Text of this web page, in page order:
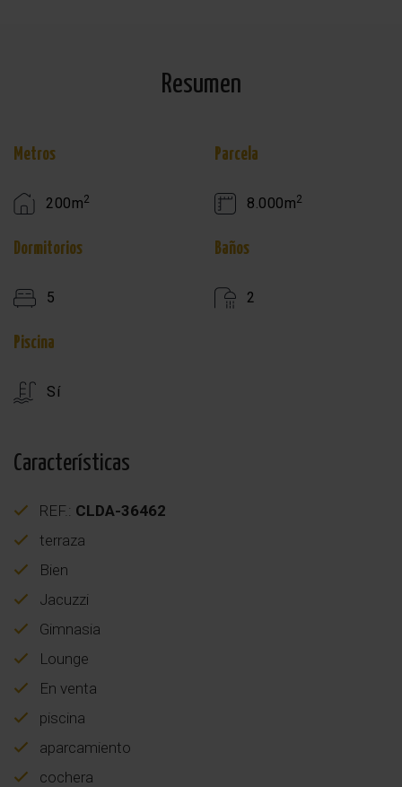
Resumen
Metros
200m2
Parcela
8.000m2
Dormitorios
5
Baños
2
Piscina
Sí
Características
REF.: CLDA-36462
terraza
Bien
Jacuzzi
Gimnasia
Lounge
En venta
piscina
aparcamiento
cochera